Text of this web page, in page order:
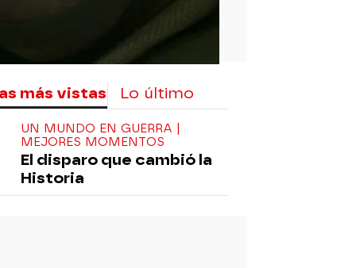
más vistas Lo último
UN MUNDO EN GUERRA |
MEJORES MOMENTOS
El disparo que cambió la
Historia